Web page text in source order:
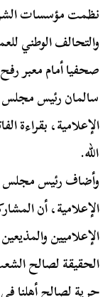
نظمت مؤسسات
والتحالف الوطني
صحفيا أمام معبر
سالمان رئيس مجلس
الإعلامية، بقراءة
الله.
وأضاف رئيس مجلس
الإعلامية، أن
الإعلاميين
الحقيقة لصالح
حرية لصالح أهلنا